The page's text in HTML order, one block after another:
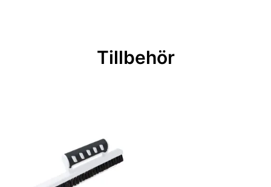
Bredd: 0,7 m
Leverantörens artikelnummer:
25921
Tillbehör